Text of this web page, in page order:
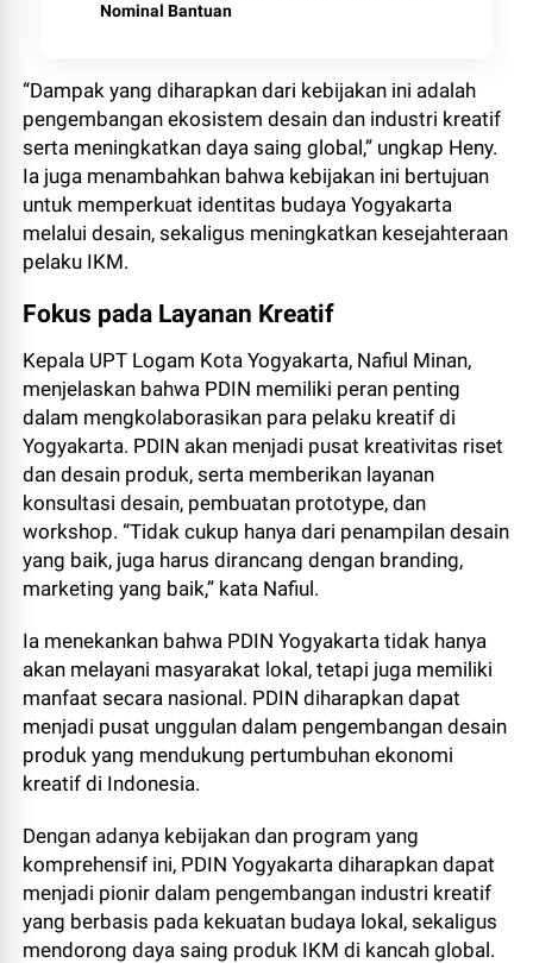
Nominal Bantuan
“Dampak yang diharapkan dari kebijakan ini adalah
pengembangan ekosistem desain dan industri kreatif
serta meningkatkan daya saing global,” ungkap Heny.
Ia juga menambahkan bahwa kebijakan ini bertujuan
untuk memperkuat identitas budaya Yogyakarta
melalui desain, sekaligus meningkatkan kesejahteraan
pelaku IKM.
Fokus pada Layanan Kreatif
Kepala UPT Logam Kota Yogyakarta, Nafiul Minan,
menjelaskan bahwa PDIN memiliki peran penting
dalam mengkolaborasikan para pelaku kreatif di
Yogyakarta. PDIN akan menjadi pusat kreativitas riset
dan desain produk, serta memberikan layanan
konsultasi desain, pembuatan prototype, dan
workshop. “Tidak cukup hanya dari penampilan desain
yang baik, juga harus dirancang dengan branding,
marketing yang baik,” kata Nafiul.
Ia menekankan bahwa PDIN Yogyakarta tidak hanya
akan melayani masyarakat lokal, tetapi juga memiliki
manfaat secara nasional. PDIN diharapkan dapat
menjadi pusat unggulan dalam pengembangan desain
produk yang mendukung pertumbuhan ekonomi
kreatif di Indonesia.
Dengan adanya kebijakan dan program yang
komprehensif ini, PDIN Yogyakarta diharapkan dapat
menjadi pionir dalam pengembangan industri kreatif
yang berbasis pada kekuatan budaya lokal, sekaligus
mendorong daya saing produk IKM di kancah global.